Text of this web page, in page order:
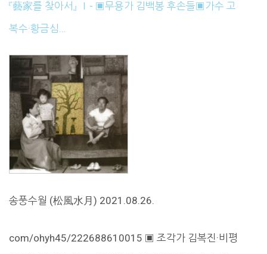
『藝家를 찾아서』 Ⅰ- ▣무용가 김백봉 후손들▣가수 고
복수·황금심…
송풍수월 (松風水月) 2021.08.26.
com/ohyh45/222688610015 ▣ 조각가 김복진·비평